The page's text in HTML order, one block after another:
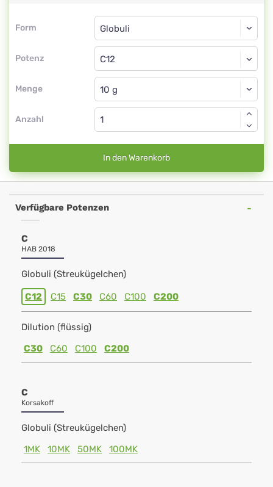
Form
Form
Potenz
Globuli
C12
Menge
Globuli
Anzahl
In den Warenkorb
Verfügbare Potenzen
C
HAB 2018
Globuli (Streukügelchen)
C12 C15 C30 C60 C100 C200
Dilution (flüssig)
C30
C60 C100 C200
C
Korsakoff
Globuli (Streukügelchen)
1MK
10MK 50MK 100MK